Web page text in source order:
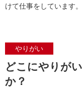
けて仕事をしています。
やりがい
どこにやりが
か？